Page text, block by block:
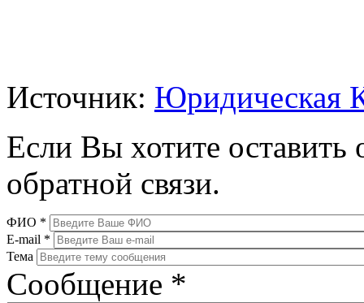
Источник: Юридическая
Если Вы хотите оставить
обратной связи.
ФИО *
E-mail *
Тема
Сообщение *